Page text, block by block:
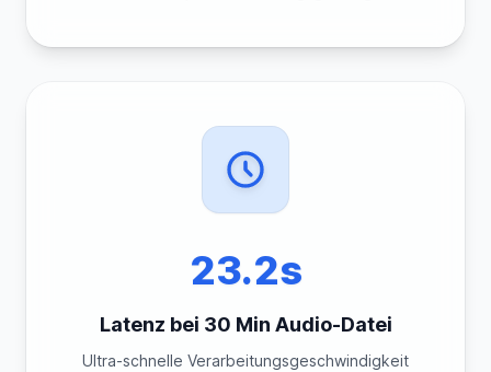
23.2s
Latenz bei 30 Min Audio-Datei
Ultra-schnelle Verarbeitungsgeschwindigkeit